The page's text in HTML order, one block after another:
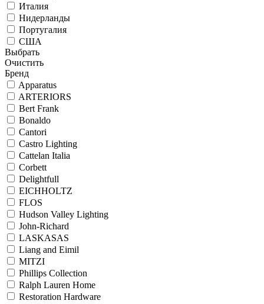
Италия
Нидерланды
Португалия
США
Выбрать
Очистить
Бренд
Apparatus
ARTERIORS
Bert Frank
Bonaldo
Cantori
Castro Lighting
Cattelan Italia
Corbett
Delightfull
EICHHOLTZ
FLOS
Hudson Valley Lighting
John-Richard
LASKASAS
Liang and Eimil
MITZI
Phillips Collection
Ralph Lauren Home
Restoration Hardware